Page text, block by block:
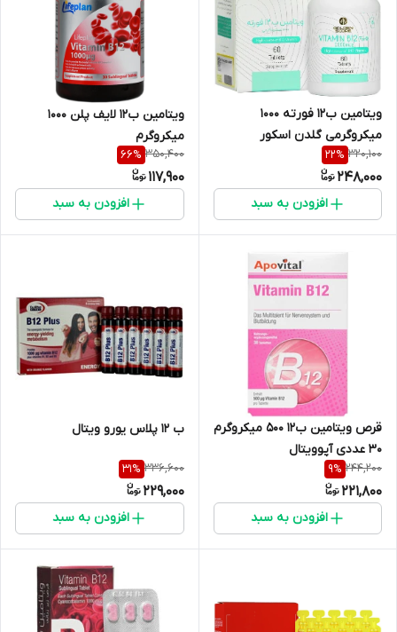
ویتامین ب12 فورته 1000
میکروگرمی گلدن اسکور
320,100
22%
248,000
افزودن به سبد
ویتامین ب12 لایف پلن 1000
میکروگرم
350,400
66%
117,900
افزودن به سبد
قرص ویتامین ب12 500 میکروگرم
30 عددی آپوویتال
244,200
9%
221,800
افزودن به سبد
ب 12 پلاس یورو ویتال
336,600
31%
229,000
افزودن به سبد